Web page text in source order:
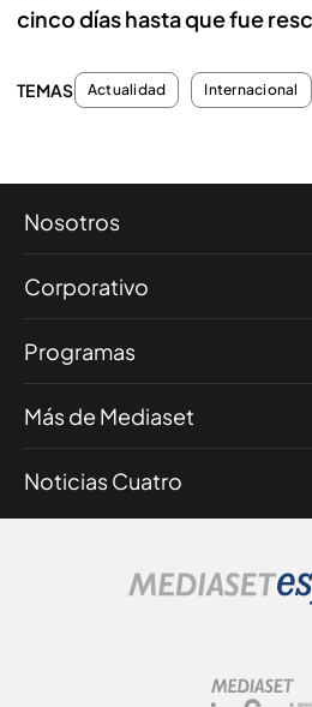
cinco días hasta que fue
TEMAS Actualidad Internacional
Nosotros
Corporativo
Programas
Más de Mediaset
Noticias Cuatro